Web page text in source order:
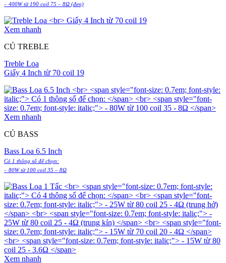
– 400W từ 190 coil 75 – 8Ω (đen)
Xem nhanh
CỦ TREBLE
Treble Loa
Giấy 4 Inch từ 70 coil 19
Xem nhanh
CỦ BASS
Bass Loa 6.5 Inch
Có 1 thông số để chọn:
– 80W từ 100 coil 35 – 8Ω
Xem nhanh